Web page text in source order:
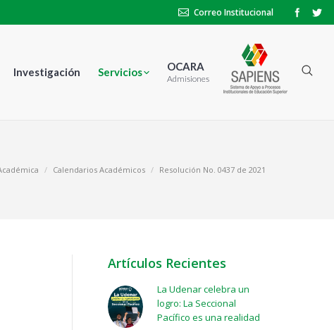
Correo Institucional
Investigación Servicios OCARA
Admisiones
Calendarios Académicos Resolución No. 0437 de 2021
Artículos Recientes
La Udenar celebra un
logro: La Seccional
Pacífico es una realidad